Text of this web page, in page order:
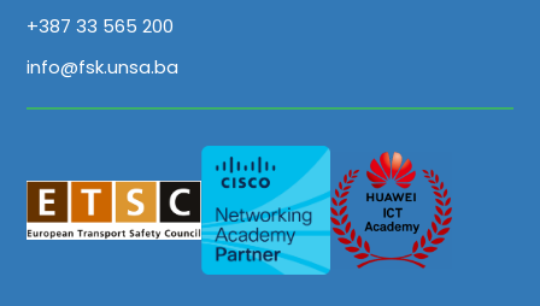
+387 33 565 200
info@fsk.unsa.ba